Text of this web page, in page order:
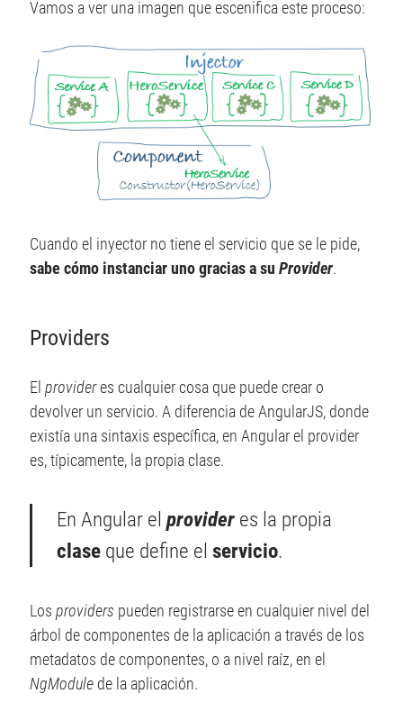
Vamos a ver una imagen que escenifica este proceso:
Cuando el inyector no tiene el servicio que se le pide,
sabe cómo instanciar uno gracias a suProvider.
Providers
Elprovideres cualquier cosa que puede crear o
devolver un servicio. A diferencia de AngularJS, donde
existía una sintaxis específica, en Angular el provider
es, típicamente, la propia clase.
En Angular elprovider es la propia
clase que define elservicio.
Losproviders pueden registrarse en cualquier nivel del
árbol de componentes de la aplicación a través de los
metadatos de componentes, o a nivel raíz, en el
NgModule de la aplicación.